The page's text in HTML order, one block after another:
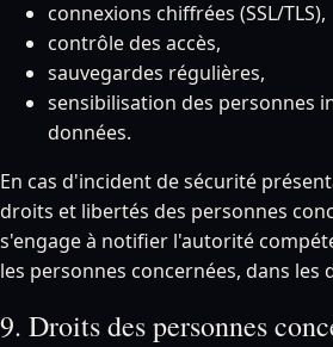
connexions chiffrées (SSL/TLS),
contrôle des accès,
sauvegardes régulières,
sensibilisation des personnes
données.
En cas d'incident de sécurité
droits et libertés des personnes
s'engage à notifier l'autorité
les personnes concernées, dans les
9. Droits des personnes